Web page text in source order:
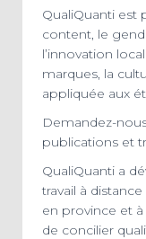
QualiQuanti est
content, le
l’innovation
marques, la
appliquée aux
Demandez-
publications et
QualiQuanti a
travail à
en province et à
de concilier